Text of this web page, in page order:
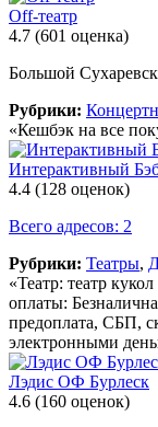
Off-театр
4.7 (601 оценка)
Большой
Рубрики:
«Кешбэк на все
Интерактивный
4.4 (128 оценок)
Всего адресов: 2
Рубрики: Театры,
«Театр: театр
оплаты:
предоплата, СБП,
электронными
Лэдис ОФ Бурлеск
4.6 (160 оценок)